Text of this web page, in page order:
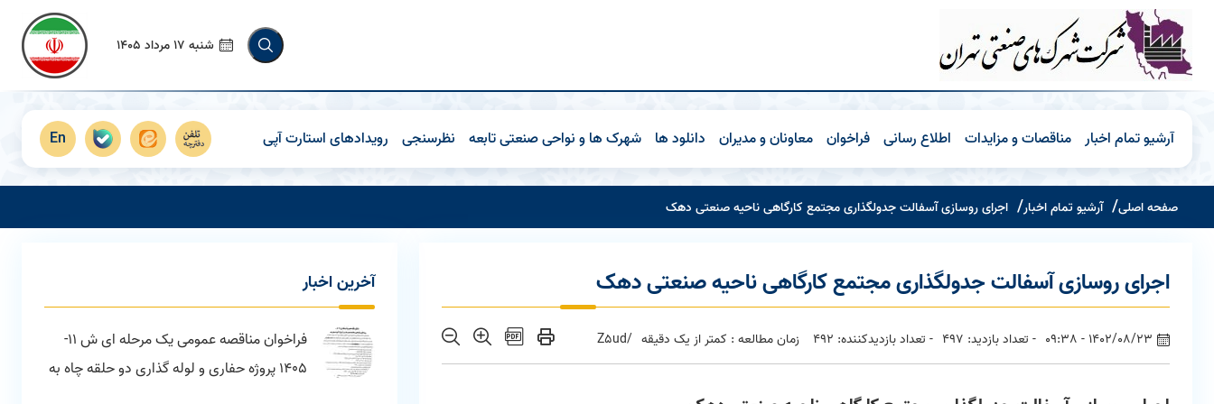
شنبه 17 مرداد 1405
آرشیو تمام اخبار مناقصات و مزایدات اطلاع رسانی فراخوان معاونان و مدیران دانلود ها شهرک ها و نواحی صنعتی تابعه نظرسنجی رویدادهای استارت آپی En
صفحه اصلی آرشیو تمام اخبار اجرای روسازی آسفالت جدولگذاری مجتمع کارگاهی ناحیه صنعتی دهک
اجرای روسازی آسفالت جدولگذاری مجتمع کارگاهی ناحیه صنعتی دهک
1402/08/23 - 09:38 - تعداد بازدید: 497 - تعداد بازدیدکننده: 492 زمان مطالعه : کمتر از یک دقیقه /Z5ud
آخرين اخبار
فراخوان مناقصه عمومی یک مرحله ای ش 11-
1405 پروژه حفاری و لوله گذاری دو حلقه چاه به